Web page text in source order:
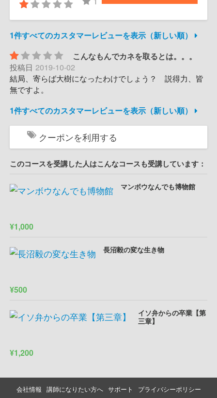
1件すべてのカスタマーレビューを表示（新しい順）
こんなもんでカネを取るとは。。。
投稿日 2019-10-02
結局、寄らば大樹になったわけでしょう？ 説得力、皆
無ですよ。
1件すべてのカスタマーレビューを表示（新しい順）
クーポンを利用する
このコースを受講した人はこんなコースも受講しています：
マンボウなんでも博物館
¥1,000
長沼毅の変な生き物
¥500
イソ弁からの卒業【第
三章】
¥1,200
会社情報 講師になりたい方へ サポート
プライバシーポリシー